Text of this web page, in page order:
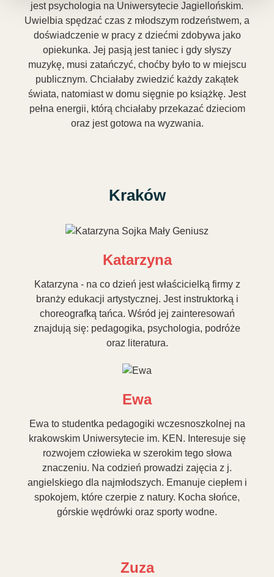
jest psychologia na Uniwersytecie Jagiellońskim.
Uwielbia spędzać czas z młodszym rodzeństwem, a
doświadczenie w pracy z dziećmi zdobywa jako
opiekunka. Jej pasją jest taniec i gdy słyszy
muzykę, musi zatańczyć, choćby było to w miejscu
publicznym. Chciałaby zwiedzić każdy zakątek
świata, natomiast w domu sięgnie po książkę. Jest
pełna energii, którą chciałaby przekazać dzieciom
oraz jest gotowa na wyzwania.
Kraków
Katarzyna
Katarzyna - na co dzień jest właścicielką firmy z
branży edukacji artystycznej. Jest instruktorką i
choreografką tańca. Wśród jej zainteresowań
znajdują się: pedagogika, psychologia, podróże
oraz literatura.
Ewa
Ewa to studentka pedagogiki wczesnoszkolnej na
krakowskim Uniwersytecie im. KEN. Interesuje się
rozwojem człowieka w szerokim tego słowa
znaczeniu. Na codzień prowadzi zajęcia z j.
angielskiego dla najmłodszych. Emanuje ciepłem i
spokojem, które czerpie z natury. Kocha słońce,
górskie wędrówki oraz sporty wodne.
Zuza